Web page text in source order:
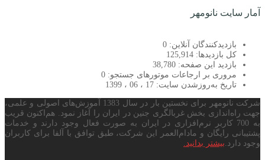
آمار سایت نانومهر
بازدیدکنندگان آنلاین: 0
کل بازدیدها: 125,914
بازدید این صفحه: 38,780
مروری بر ارجاعات موتورهای جستجو: 0
تاریخ به‌روزشدن سایت: 17 ، 06 ، 1399
شرکت نانومهر برای نخستین بار در سال 1383 آموزش‌های اصولی و علمی،
جهت راه‌اندازی بخش غربالگری جنین در ایران را آغاز نمود. هم‌اکنون قریب
به 700 کاربر نرم‌افزاری در ایران به صورت فعال وجود دارند و خدمات
پشتیبانی رایگان و مادام‌العمر این شرکت، طبق توافق با آلفا برای کاربران
وجود دارد. بیشتر بدانید.